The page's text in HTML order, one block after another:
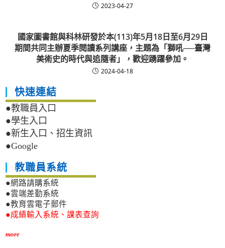
2023-04-27
國家圖書館與科林研發於本(113)年5月18日至6月29日
期間共同主辦夏季閱讀系列講座，主題為「獅吼──臺灣
美術史的時代與追隨者」，歡迎踴躍參加。
2024-04-18
快速連結
●教職員入口
●學生入口
●新生入口、招生資訊
●Google
教職員系統
●網路請購系統
●雲端差勤系統
●教育雲電子郵件
●成績輸入系統、課表查詢
more